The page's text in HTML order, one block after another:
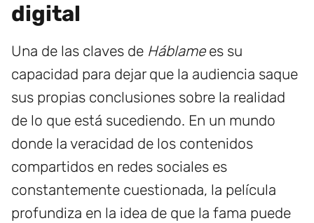
digital
Una de las claves de Háblamees su
capacidad para dejar que la audiencia saque
sus propias conclusiones sobre la realidad
de lo que está sucediendo. En un mundo
donde la veracidad de los contenidos
compartidos en redes sociales es
constantemente cuestionada, la película
profundiza en la idea de que la fama puede